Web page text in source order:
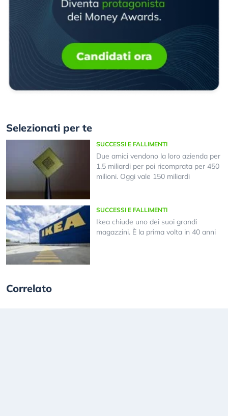
Selezionati per te
SUCCESSI E FALLIMENTI
Due amici vendono la loro azienda per
1,5 miliardi per poi ricomprata per 450
milioni. Oggi vale 150 miliardi
SUCCESSI E FALLIMENTI
Ikea chiude uno dei suoi grandi
magazzini. È la prima volta in 40 anni
Correlato